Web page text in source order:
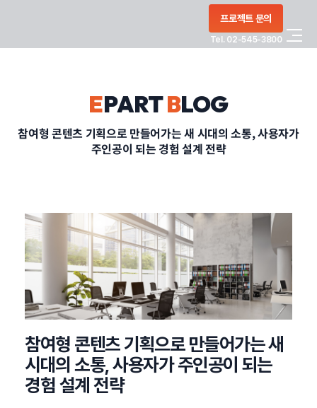
프로젝트 문의
Tel. 02-545-3800
CONTACT
정부지원사업
EPARTBLOG
참여형 콘텐츠 기획으로 만들어가는 새 시대의 소통, 사용자가
주인공이 되는 경험 설계 전략
참여형 콘텐츠 기획으로 만들어가는 새
시대의 소통, 사용자가 주인공이 되는
경험 설계 전략